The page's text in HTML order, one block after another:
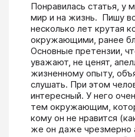
Понравилась статья, у
мир и на жизнь.  Пишу
несколько лет крутая
окружающими, ранее
Основные претензии,
уважают, не ценят,
жизненному опыту,
слушать. При этом
интересный. У него
тем окружающим,
кому он не нравится
же он даже чрезмерно